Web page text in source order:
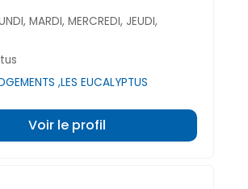
MARDI, MERCREDI, JEUDI,
,LES EUCALYPTUS
Voir le profil